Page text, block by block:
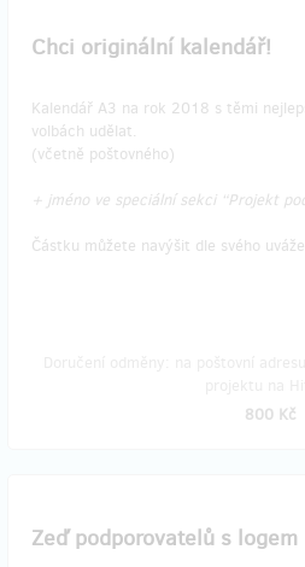
Chci originální kalendář!
Kalendář A3 na rok 2018 s těmi
volbách udělat.
(včetně poštovného)
+ jméno ve speciální sekci “Projekt
Částku můžete navýšit dle svého
800 Kč
Zeď podporovatelů s logem